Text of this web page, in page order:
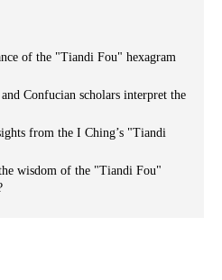
of the "Tiandi Fou" hexagram
Confucian scholars interpret the
from the I Ching’s "Tiandi
wisdom of the "Tiandi Fou"